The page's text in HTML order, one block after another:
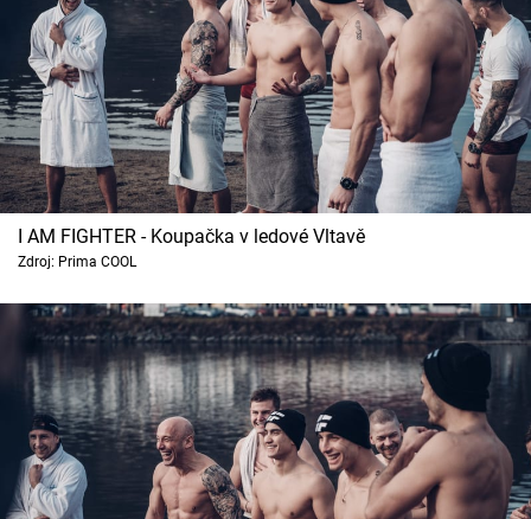
I AM FIGHTER - Koupačka v ledové Vltavě
Zdroj: Prima COOL